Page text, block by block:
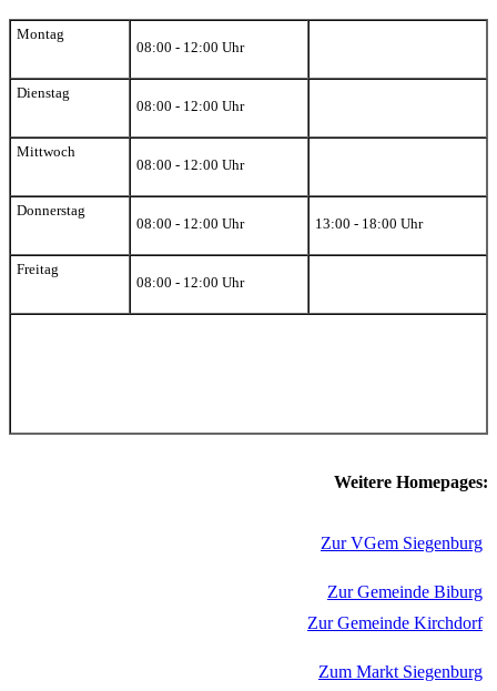
Montag
08:00 - 12:00 Uhr
Dienstag
08:00 - 12:00 Uhr
Mittwoch
08:00 - 12:00 Uhr
Donnerstag
08:00 - 12:00 Uhr
13:00 - 18:00 Uhr
Freitag
08:00 - 12:00 Uhr
Weitere Homepages:
Zur VGem Siegenburg
Zur Gemeinde Biburg
Zur Gemeinde Kirchdorf
Zum Markt Siegenburg